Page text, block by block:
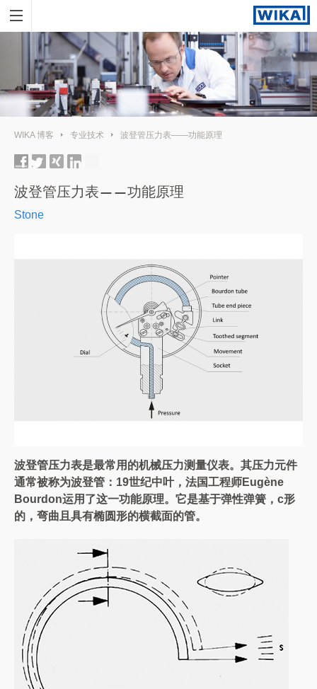
WIKA 博客 专业技术 波登管压力表——功能原理
波登管压力表——功能原理
Stone
波登管压力表是最常用的机械压力测量仪表。其压力元件
通常被称为波登管：19世纪中叶，法国工程师Eugène
Bourdon运用了这一功能原理。它是基于弹性弹簧，c形
的，弯曲且具有椭圆形的横截面的管。